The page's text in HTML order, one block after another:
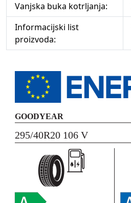
Vanjska buka kotrljanja:
Informacijski list
proizvoda: